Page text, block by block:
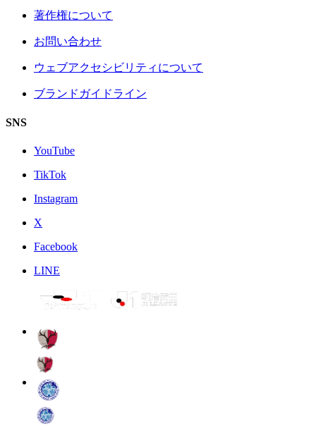
著作権について
お問い合わせ
ウェブアクセシビリティについて
ブランドガイドライン
SNS
YouTube
TikTok
Instagram
X
Facebook
LINE